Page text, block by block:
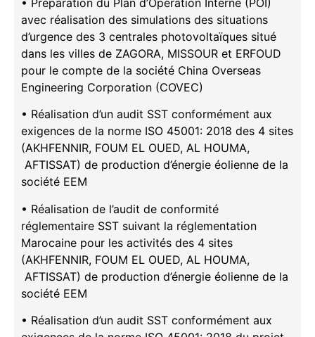
• Préparation du Plan d’Opération Interne (POI)
avec réalisation des simulations des situations
d’urgence des 3 centrales photovoltaïques situé
dans les villes de ZAGORA, MISSOUR et ERFOUD
pour le compte de la société China Overseas
Engineering Corporation (COVEC)
• Réalisation d’un audit SST conformément aux
exigences de la norme ISO 45001: 2018 des 4 sites
(AKHFENNIR, FOUM EL OUED, AL HOUMA,
AFTISSAT) de production d’énergie éolienne de la
société EEM
• Réalisation de l’audit de conformité
réglementaire SST suivant la réglementation
Marocaine pour les activités des 4 sites
(AKHFENNIR, FOUM EL OUED, AL HOUMA,
AFTISSAT) de production d’énergie éolienne de la
société EEM
• Réalisation d’un audit SST conformément aux